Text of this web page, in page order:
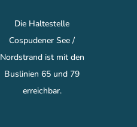
Die Haltestelle
Cospudener See /
Nordstrand ist mit den
Buslinien 65 und 79
erreichbar.